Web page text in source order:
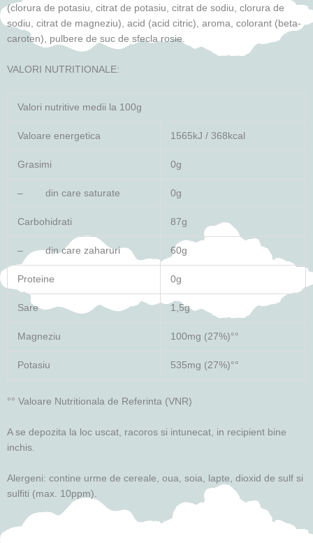
(clorura de potasiu, citrat de potasiu, citrat de sodiu, clorura de
sodiu, citrat de magneziu), acid (acid citric), aroma, colorant (beta-
caroten), pulbere de suc de sfecla rosie.
VALORI NUTRITIONALE:
Valori nutritive medii la 100g
Valoare energetica 1565kJ / 368kcal
Grasimi 0g
– din care saturate 0g
Carbohidrati 87g
– din care zaharuri 60g
Proteine 0g
Sare 1,5g
Magneziu 100mg (27%)°°
Potasiu 535mg (27%)°°
°° Valoare Nutritionala de Referinta (VNR)
A se depozita la loc uscat, racoros si intunecat, in recipient bine
inchis.
Alergeni: contine urme de cereale, oua, soia, lapte, dioxid de sulf si
sulfiti (max. 10ppm).